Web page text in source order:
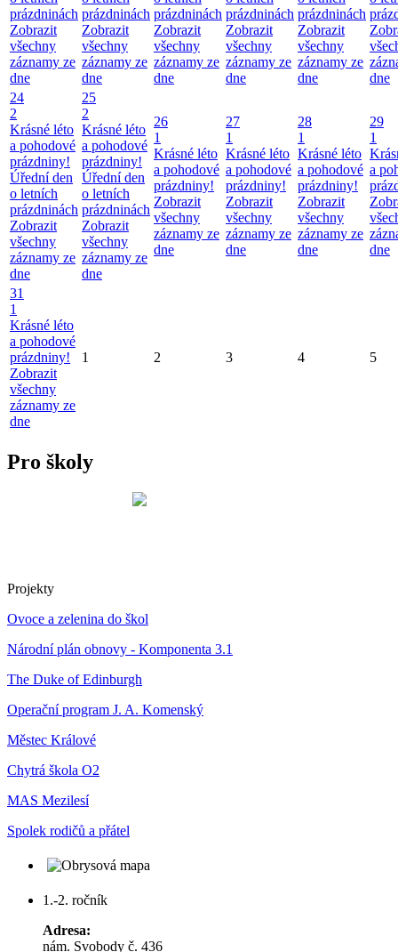
prázdninách
Zobrazit
všechny
záznamy ze
dne
prázdninách
Zobrazit
všechny
záznamy ze
dne
prázdninách
Zobrazit
všechny
záznamy ze
dne
prázdninách
Zobrazit
všechny
záznamy ze
dne
prázdninách
Zobrazit
všechny
záznamy ze
dne
dne
24
2
Krásné léto
a pohodové
prázdniny!
Úřední den
o letních
prázdninách
Zobrazit
všechny
záznamy ze
dne
25
2
Krásné léto
a pohodové
prázdniny!
Úřední den
o letních
prázdninách
Zobrazit
všechny
záznamy ze
dne
26
1
Krásné léto
a pohodové
prázdniny!
Zobrazit
všechny
záznamy ze
dne
27
1
Krásné léto
a pohodové
prázdniny!
Zobrazit
všechny
záznamy ze
dne
28
1
Krásné léto
a pohodové
prázdniny!
Zobrazit
všechny
záznamy ze
dne
29
1
a
dne
31
1
Krásné léto
a pohodové
prázdniny!
Zobrazit
všechny
záznamy ze
dne
1 2 3 4 5
Pro školy
Projekty
Ovoce a zelenina do škol
Národní plán obnovy - Komponenta 3.1
The Duke of Edinburgh
Operační program J. A. Komenský
Městec Králové
Chytrá škola O2
MAS Mezilesí
Spolek rodičů a přátel
1.-2. ročník
Adresa:
nám. Svobody č. 436